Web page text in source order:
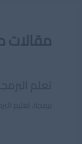
مقالات
تعلم
برمجة تعليم